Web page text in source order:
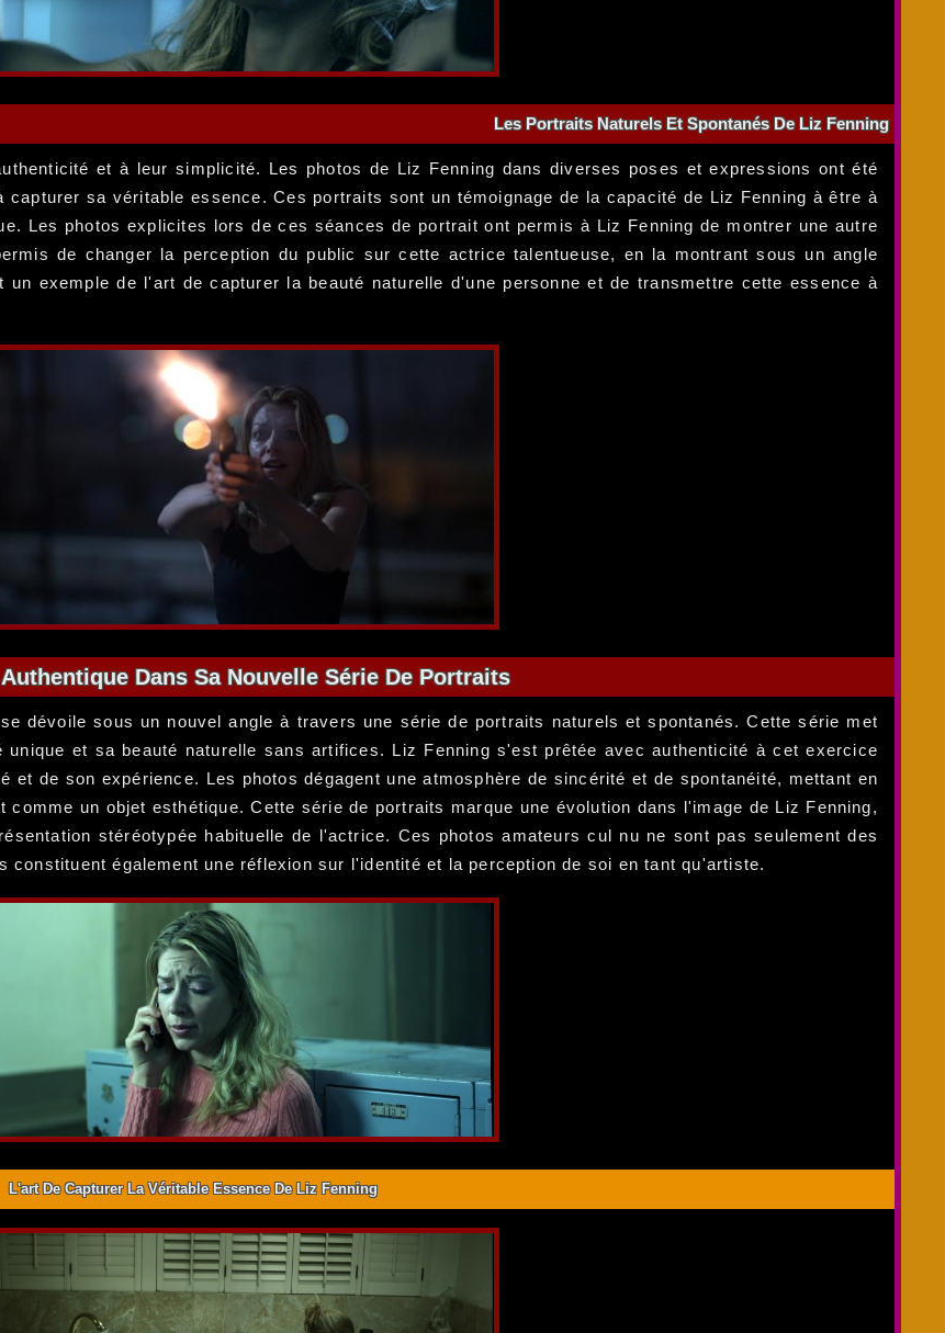
Les Portraits Naturels Et Spontanés De Liz Fenning
et à leur simplicité. Les photos de Liz Fenning dans diverses poses et expressions ont été
sa véritable essence. Ces portraits sont un témoignage de la capacité de Liz Fenning à être à
Les photos explicites lors de ces séances de portrait ont permis à Liz Fenning de montrer une autre
de changer la perception du public sur cette actrice talentueuse, en la montrant sous un angle
exemple de l'art de capturer la beauté naturelle d'une personne et de transmettre cette essence à
Dans Sa Nouvelle Série De Portraits
dévoile sous un nouvel angle à travers une série de portraits naturels et spontanés. Cette série met
et sa beauté naturelle sans artifices. Liz Fenning s'est prêtée avec authenticité à cet exercice
de son expérience. Les photos dégagent une atmosphère de sincérité et de spontanéité, mettant en
un objet esthétique. Cette série de portraits marque une évolution dans l'image de Liz Fenning,
stéréotypée habituelle de l'actrice. Ces photos amateurs cul nu ne sont pas seulement des
constituent également une réflexion sur l'identité et la perception de soi en tant qu'artiste.
L'art De Capturer La Véritable Essence De Liz Fenning